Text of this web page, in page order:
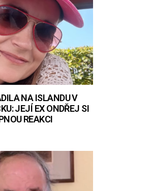
NA ISLANDU V
JEJÍ EX ONDŘEJ SI
REAKCI